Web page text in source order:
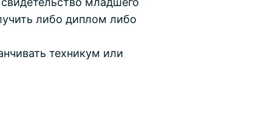
либо диплом либо
техникум или